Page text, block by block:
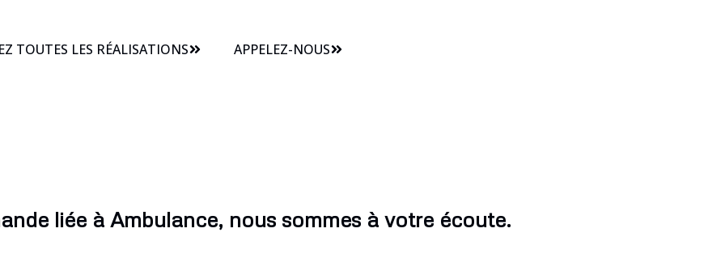
TOUTES LES RÉALISATIONS APPELEZ-NOUS
liée à Ambulance, nous sommes à votre écoute.